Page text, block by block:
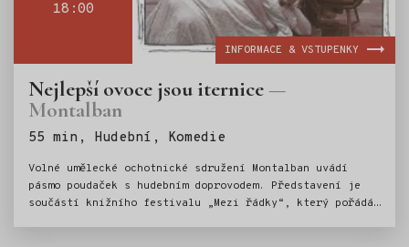
18:00
Nejlepší ovoce jsou iternice
Montalban
55 min, Hudební, Komedie
Volné umělecké ochotnické sdružení Montalban uvádí
pásmo poudaček s hudebním doprovodem. Představení je
součástí knižního festivalu „Mezi řádky“, který pořádá
INFORMACE & VSTUPENKY